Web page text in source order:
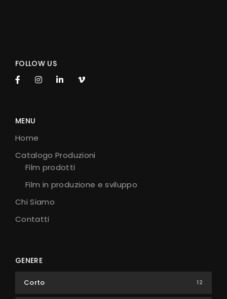
FOLLOW US
MENU
Home
Catalogo Produzioni
Film prodotti
Film in produzione e sviluppo
Chi Siamo
Contatti
GENERE
Corto 12